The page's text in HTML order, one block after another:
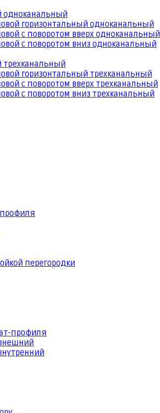
одноканальный
горизонтальный одноканальный
с поворотом вверх одноканальный
с поворотом вниз одноканальный
трехканальный
горизонтальный трехканальный
с поворотом вверх трехканальный
с поворотом вниз трехканальный
перегородки
профиля